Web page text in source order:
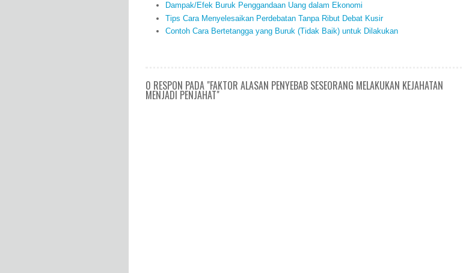
Dampak/Efek Buruk Penggandaan Uang dalam Ekonomi
Tips Cara Menyelesaikan Perdebatan Tanpa Ribut Debat Kusir
Contoh Cara Bertetangga yang Buruk (Tidak Baik) untuk Dilakukan
0 RESPON PADA "FAKTOR ALASAN PENYEBAB SESEORANG MELAKUKAN KEJAHATAN
MENJADI PENJAHAT"